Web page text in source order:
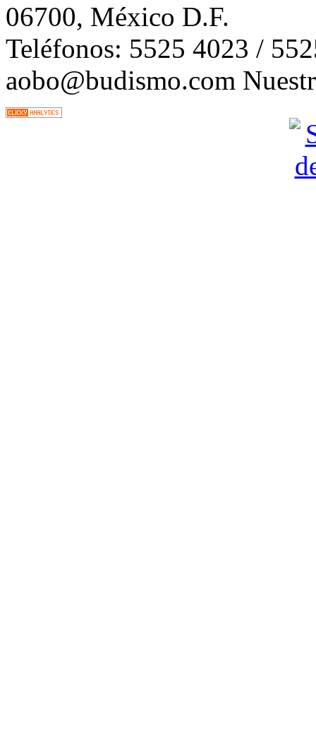
06700, México D.F.
Teléfonos: 5525 4023 /
aobo@budismo.com